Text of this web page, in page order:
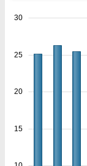
15
20
25
30